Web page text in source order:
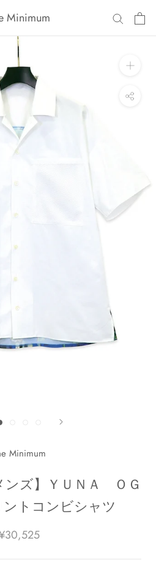
Minimum
Minimum
ンズ】ＹＵＮＡ ＯＧ
トコンビシャツ